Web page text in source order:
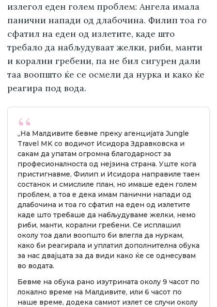
излегол еден голем проблем: Ангела имала
панични напади од длабочина. Филип тоа го
сфатил на еден од излетите, каде што
требало да набљудуваат желки, риби, манти
и корални гребени, па не бил сигурен дали
таа воопшто ќе се осмели да нурка и како ќе
реагира под вода.
„На Малдивите бевме преку агенцијата Jungle
Travel MK со водичот Исидора Здравковска и
сакам да упатам огромна благодарност за
професионалноста од нејзина страна. Уште кога
пристигнавме, Филип и Исидора направиле таен
состанок и смислиле план, но имаше еден голем
проблем, а тоа е дека имам панични напади од
длабочина и тоа го сфатил на еден од излетите
каде што требаше да набљудуваме желки, немо
риби, манти, корални гребени. Се исплашил
околу тоа дали воопшто би влегла да нуркам,
како би реагирала и уплатил дополнителна обука
за нас двајцата за да види како ќе се однесувам
во водата.
Бевме на обука рано изутрината околу 9 часот по
локално време на Малдивите, или 6 часот по
наше време, додека самиот излет се случи околу